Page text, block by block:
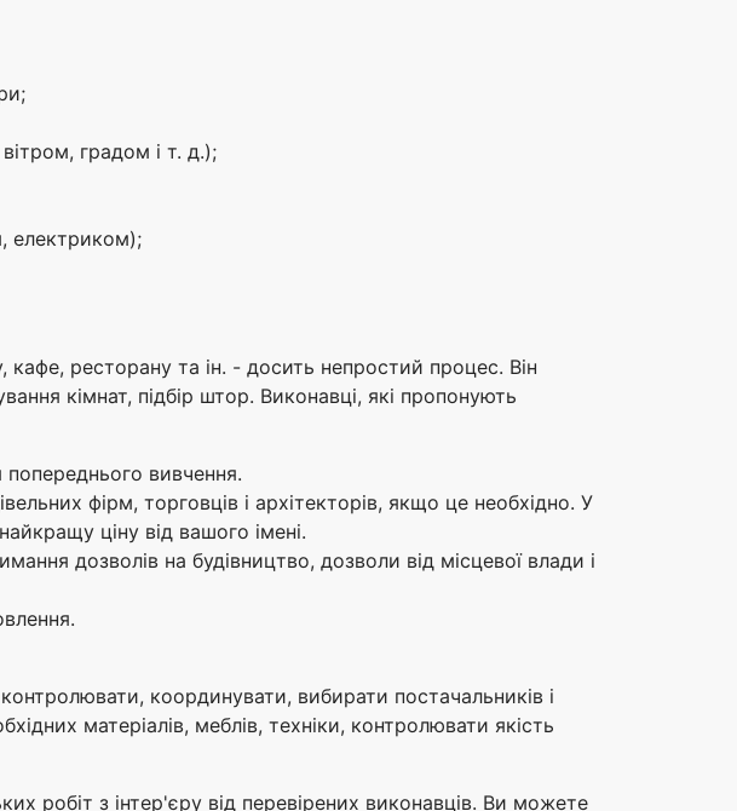
градом і т. д.);
електриком);
кафе, ресторану та ін. - досить непростий процес. Він
кімнат, підбір штор. Виконавці, які пропонують
вивчення.
фірм, торговців і архітекторів, якщо це необхідно. У
ціну від вашого імені.
дозволів на будівництво, дозволи від місцевої влади і
координувати, вибирати постачальників і
матеріалів, меблів, техніки, контролювати якість
робіт з інтер'єру від перевірених виконавців. Ви можете